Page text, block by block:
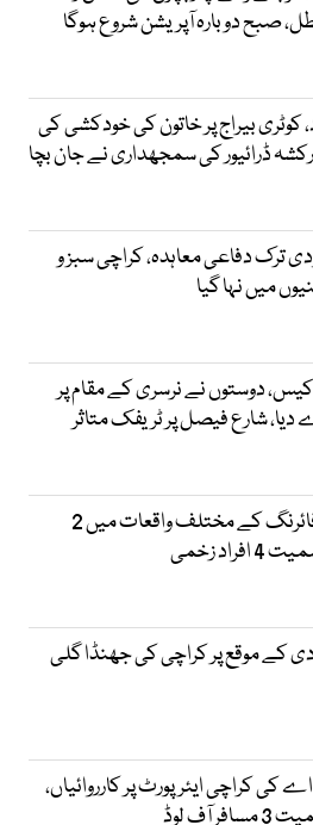
صبح دوبارہ آپریشن شروع ہوگا
کوٹری بیراج پر خاتون کی خودکشی کی
ڈرائیور کی سمجھداری نے جان بچا
ترک دفاعی معاہدہ، کراچی سبز و
میں نہا گیا
دوستوں نے نرسری کے مقام پر
دیا، شارع فیصل پر ٹریفک متاثر
کراچی: فائرنگ کے مختلف واقعات میں 2
زخمی
کے موقع پر کراچی کی جھنڈا گلی
کی کراچی ایئرپورٹ پر کارروائیاں،
آف لوڈ